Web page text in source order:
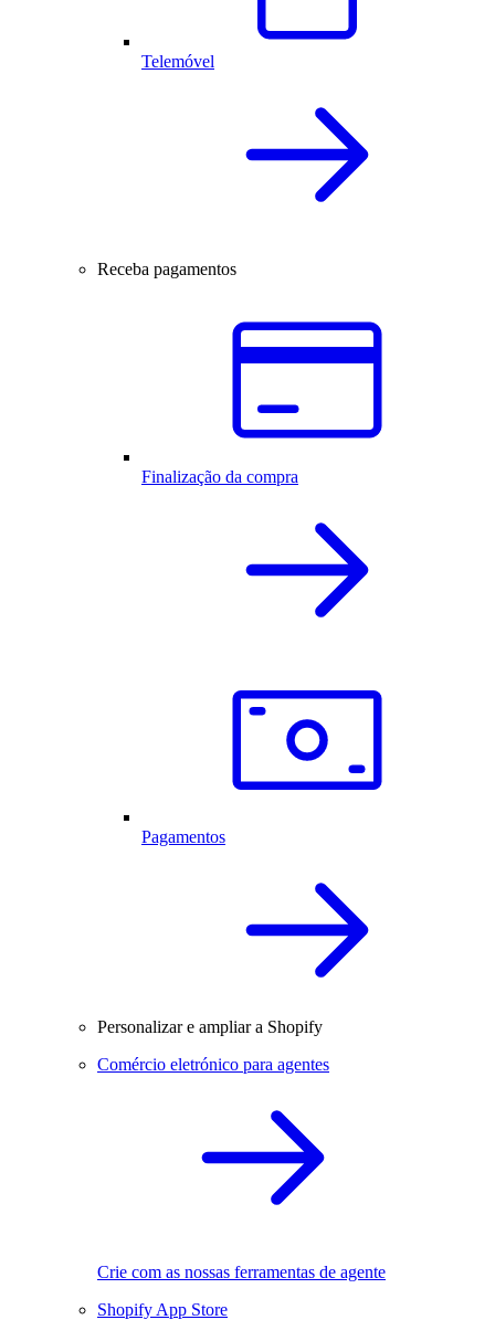
Telemóvel
Receba pagamentos
Finalização da compra
Pagamentos
Personalizar e ampliar a Shopify
Comércio eletrónico para agentes
Crie com as nossas ferramentas de agente
Shopify App Store